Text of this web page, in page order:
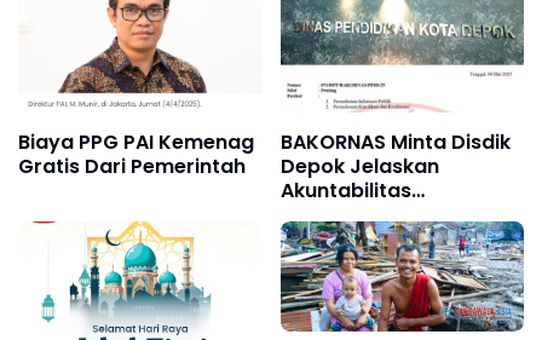
Biaya PPG PAI Kemenag
Gratis Dari Pemerintah
BAKORNAS Minta Disdik
Depok Jelaskan
Akuntabilitas
Penyaluran Belanja
Hibah Dari 2021 Hingga
2023 Mencapai 166,2
Miliar Rupiah